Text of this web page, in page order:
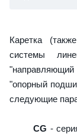
Каретка
системы
"направляющий
"опорный
следующие
CG -